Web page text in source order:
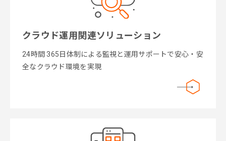
クラウド運用関連ソリューション
24時間 365日体制による監視と運用サポートで安心・安
全なクラウド環境を実現